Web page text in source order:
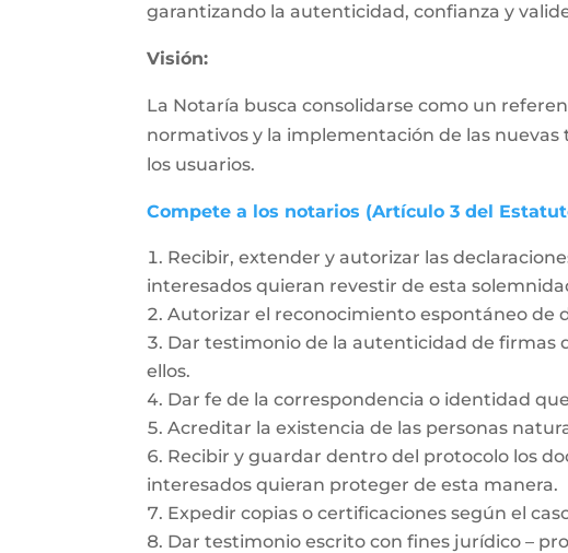
garantizando la autenticidad, confianza y
Visión:
La Notaría busca consolidarse como un
normativos y la implementación de las nuevas
los usuarios.
Compete a los notarios (Artículo 3 del
Recibir, extender y autorizar las
interesados quieran revestir de esta
Autorizar el reconocimiento espontáneo de
Dar testimonio de la autenticidad de firmas
ellos.
Dar fe de la correspondencia o identidad
Acreditar la existencia de las personas
Recibir y guardar dentro del protocolo los
interesados quieran proteger de esta manera.
Expedir copias o certificaciones según el
Dar testimonio escrito con fines jurídico –